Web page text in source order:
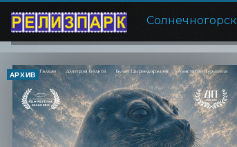
Солнечногорск
АРХИВ